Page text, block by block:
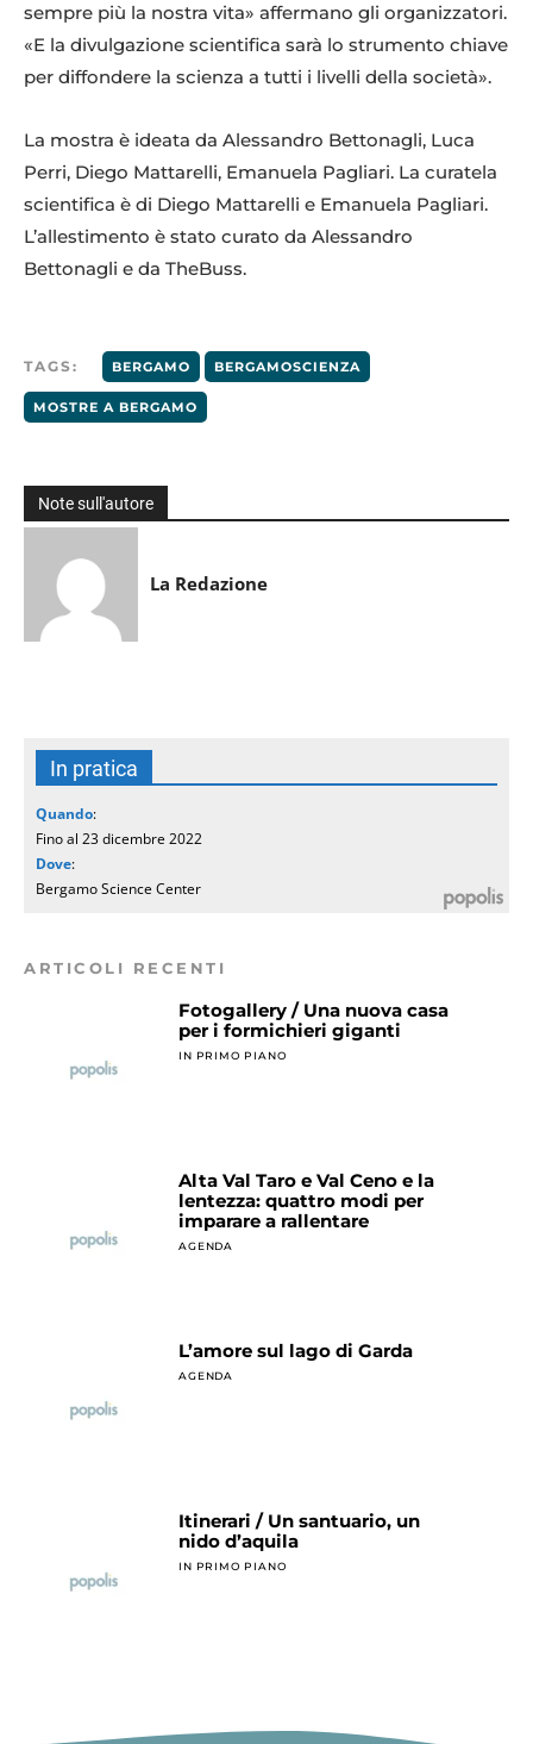
sempre più la nostra vita» affermano gli organizzatori.
«E la divulgazione scientifica sarà lo strumento chiave
per diffondere la scienza a tutti i livelli della società».
La mostra è ideata da Alessandro Bettonagli, Luca
Perri, Diego Mattarelli, Emanuela Pagliari. La curatela
scientifica è di Diego Mattarelli e Emanuela Pagliari.
L’allestimento è stato curato da Alessandro
Bettonagli e da TheBuss.
TAGS: BERGAMO BERGAMOSCIENZA
MOSTRE A BERGAMO
Note sull'autore
La Redazione
In pratica
Quando:
Fino al 23 dicembre 2022
Dove:
Bergamo Science Center
ARTICOLI RECENTI
Fotogallery / Una nuova casa
per i formichieri giganti
IN PRIMO PIANO
Alta Val Taro e Val Ceno e la
lentezza: quattro modi per
imparare a rallentare
AGENDA
L’amore sul lago di Garda
AGENDA
Itinerari / Un santuario, un
nido d’aquila
IN PRIMO PIANO